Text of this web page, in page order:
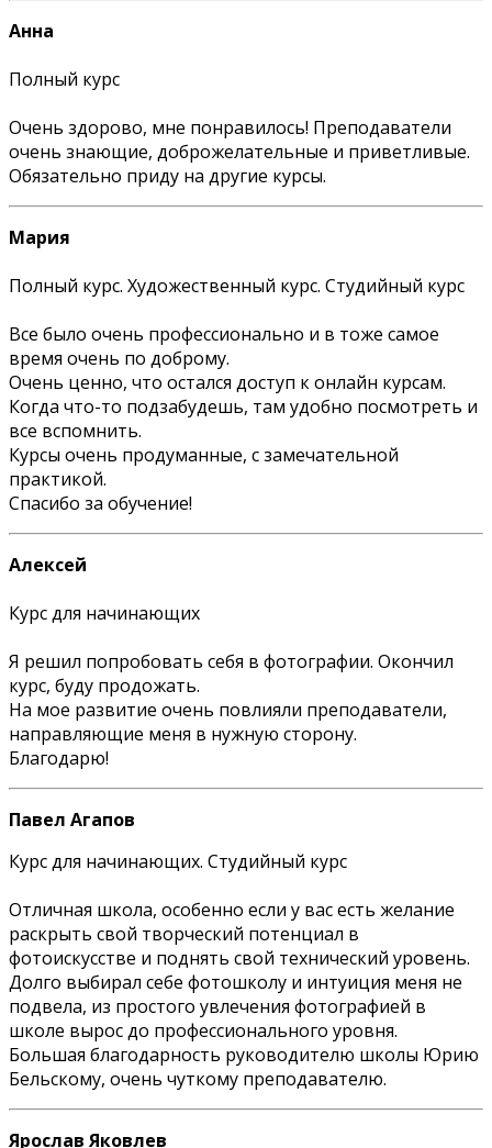
Анна
Полный курс
Очень здорово, мне понравилось! Преподаватели
очень знающие, доброжелательные и приветливые.
Обязательно приду на другие курсы.
Мария
Полный курс. Художественный курс. Студийный курс
Все было очень профессионально и в тоже самое
время очень по доброму.
Очень ценно, что остался доступ к онлайн курсам.
Когда что-то подзабудешь, там удобно посмотреть и
все вспомнить.
Курсы очень продуманные, с замечательной
практикой.
Спасибо за обучение!
Алексей
Курс для начинающих
Я решил попробовать себя в фотографии. Окончил
курс, буду продожать.
На мое развитие очень повлияли преподаватели,
направляющие меня в нужную сторону.
Благодарю!
Павел Агапов
Курс для начинающих. Студийный курс
Отличная школа, особенно если у вас есть желание
раскрыть свой творческий потенциал в
фотоискусстве и поднять свой технический уровень.
Долго выбирал себе фотошколу и интуиция меня не
подвела, из простого увлечения фотографией в
школе вырос до профессионального уровня.
Большая благодарность руководителю школы Юрию
Бельскому, очень чуткому преподавателю.
Ярослав Яковлев